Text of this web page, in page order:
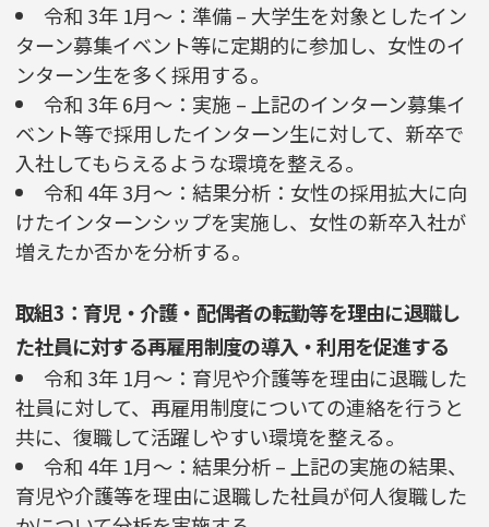
令和 3年 1月～：準備 – 大学生を対象としたイン
ターン募集イベント等に定期的に参加し、女性のイ
ンターン生を多く採用する。
令和 3年 6月～：実施 – 上記のインターン募集イ
ベント等で採用したインターン生に対して、新卒で
入社してもらえるような環境を整える。
令和 4年 3月～：結果分析：女性の採用拡大に向
けたインターンシップを実施し、女性の新卒入社が
増えたか否かを分析する。
取組3：育児・介護・配偶者の転勤等を理由に退職し
た社員に対する再雇用制度の導入・利用を促進する
令和 3年 1月～：育児や介護等を理由に退職した
社員に対して、再雇用制度についての連絡を行うと
共に、復職して活躍しやすい環境を整える。
令和 4年 1月～：結果分析 – 上記の実施の結果、
育児や介護等を理由に退職した社員が何人復職した